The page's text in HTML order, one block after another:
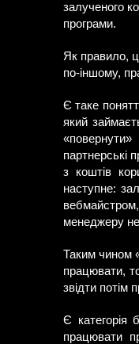
залученого
програми.
Як правило,
по-іншому,
Є таке
який
партнерські
з коштів
наступне:
менеджеру
Таким чином
працювати,
звідти потім
Є категорія
працювати